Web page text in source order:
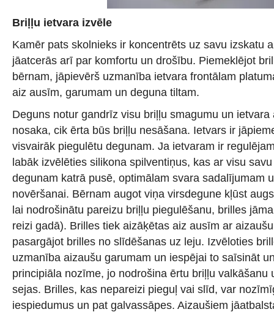
Briļļu ietvara izvēle
Kamēr pats skolnieks ir koncentrēts uz savu izskatu
jāatcerās arī par komfortu un drošību. Piemeklējot
bērnam, jāpievērš uzmanība ietvara frontālam
aiz ausīm, garumam un deguna tiltam.
Deguns notur gandrīz visu briļļu smagumu un
nosaka, cik ērta būs briļļu nesāšana. Ietvars ir
visvairāk piegulētu degunam. Ja ietvaram ir
labāk izvēlēties silikona spilventiņus, kas ar visu
degunam katrā pusē, optimālam svara sadalījumam
novēršanai. Bērnam augot viņa virsdegune kļūst
lai nodrošinātu pareizu briļļu piegulēšanu, brilles
reizi gadā). Brilles tiek aizāķētas aiz ausīm ar
pasargājot brilles no slīdēšanas uz leju. Izvēloties
uzmanība aizaušu garumam un iespējai to saīsināt
principiāla nozīme, jo nodrošina ērtu briļļu valkāšanu
sejas. Brilles, kas nepareizi pieguļ vai slīd, var
iespiedumus un pat galvassāpes. Aizaušiem